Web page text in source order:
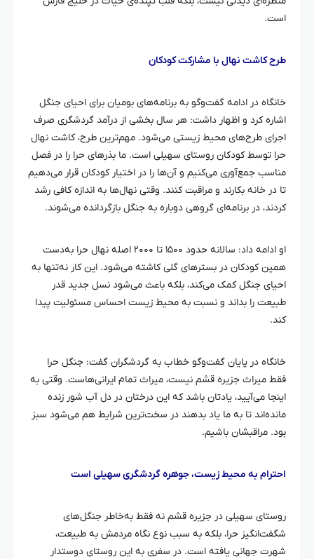
است.
طرح کاشت نهال با مشارکت کودکان
خانگاهدر ادامه گفت‌وگو به برنامه‌های بومیان برای احیای جنگل
اشاره کرد و اظهار داشت: هر سال بخشی از درآمد گردشگری صرف
اجرای طرح‌های محیط زیستی می‌شود. مهم‌ترین طرح، کاشت نهال
توسط کودکان روستای سهیلی است. ما بذرهایحرارا در فصل
مناسب جمع‌آوری می‌کنیم و آن‌ها را در اختیار کودکان قرار می‌دهیم
تا در خانه بکارند و مراقبت کنند. وقتی نهال‌ها به اندازه کافی رشد
کردند، در برنامه‌ای گروهی دوباره به جنگل بازگردانده می‌شوند.
او ادامه داد: سالانه حدود ۱۵۰۰ تا ۲۰۰۰ اصله نهال حرا به‌دست
همین کودکان در بسترهای گلی کاشته می‌شود. این کار نه‌تنها به
احیای جنگل کمک می‌کند، بلکه باعث می‌شود نسل جدید قدر
طبیعت را بداند و نسبت به محیط زیست احساس مسئولیت پیدا
خانگاهدر پایان گفت‌وگو خطاب به گردشگران گفت: جنگلحرا
فقط میراث جزیره قشم نیست، میراث تمام ایرانی‌هاست. وقتی به
اینجا می‌آیید، یادتان باشد که این درختان در دل آب شور زنده
مانده‌اند تا به ما یاد بدهند در سخت‌ترین شرایط هم می‌شود سبز
بود. مراقبشان باشیم.
احترام به محیط زیست، جوهره گردشگری سهیلی است
روستای سهیلی در جزیره قشم نه فقط به‌خاطر جنگل‌های
شگفت‌انگیزحرا، بلکه به سبب نوع نگاه مردمش به طبیعت،
شهرت جهانی یافته است. در سفری به این روستای دوستدار